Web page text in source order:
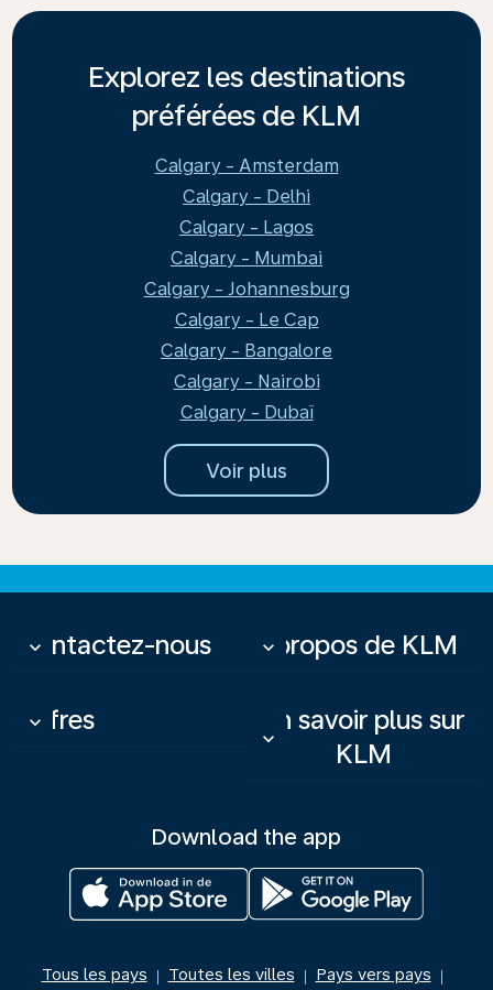
Explorez les destinations
préférées de KLM
Calgary - Amsterdam
Calgary - Delhi
Calgary - Lagos
Calgary - Mumbai
Calgary - Johannesburg
Calgary - Le Cap
Calgary - Bangalore
Calgary - Nairobi
Calgary - Dubaï
Voir plus
Contactez-nous
keyboard_arrow_down À propos de KLM
keyboard_arrow_down
Offres
keyboard_arrow_down
En savoir plus sur
KLM
keyboard_arrow_down
Download the app
Tous les pays | Toutes les villes | Pays vers pays |